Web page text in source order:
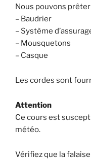
Nous pouvons prêter
– Baudrier
– Système
– Mousquetons
– Casque
Les cordes sont
Attention
Ce cours est
météo.
Vérifiez que la